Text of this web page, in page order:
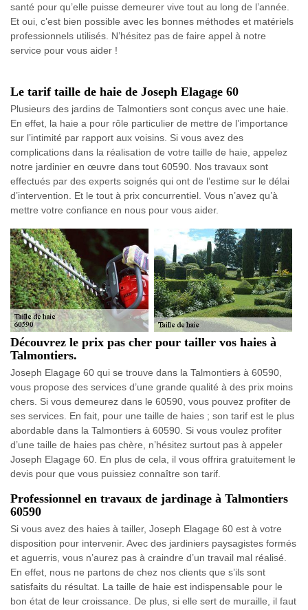
santé pour qu’elle puisse demeurer vive tout au long de l’année.
Et oui, c’est bien possible avec les bonnes méthodes et matériels
professionnels utilisés. N’hésitez pas de faire appel à notre
service pour vous aider !
Le tarif taille de haie de Joseph Elagage 60
Plusieurs des jardins de Talmontiers sont conçus avec une haie.
En effet, la haie a pour rôle particulier de mettre de l’importance
sur l’intimité par rapport aux voisins. Si vous avez des
complications dans la réalisation de votre taille de haie, appelez
notre jardinier en œuvre dans tout 60590. Nos travaux sont
effectués par des experts soignés qui ont de l’estime sur le délai
d’intervention. Et le tout à prix concurrentiel. Vous n’avez qu’à
mettre votre confiance en nous pour vous aider.
Découvrez le prix pas cher pour tailler vos haies à
Talmontiers.
Joseph Elagage 60 qui se trouve dans la Talmontiers à 60590,
vous propose des services d’une grande qualité à des prix moins
chers. Si vous demeurez dans le 60590, vous pouvez profiter de
ses services. En fait, pour une taille de haies ; son tarif est le plus
abordable dans la Talmontiers à 60590. Si vous voulez profiter
d’une taille de haies pas chère, n’hésitez surtout pas à appeler
Joseph Elagage 60. En plus de cela, il vous offrira gratuitement le
devis pour que vous puissiez connaître son tarif.
Professionnel en travaux de jardinage à Talmontiers
60590
Si vous avez des haies à tailler, Joseph Elagage 60 est à votre
disposition pour intervenir. Avec des jardiniers paysagistes formés
et aguerris, vous n’aurez pas à craindre d’un travail mal réalisé.
En effet, nous ne partons de chez nos clients que s’ils sont
satisfaits du résultat. La taille de haie est indispensable pour le
bon état de leur croissance. De plus, si elle sert de muraille, il faut